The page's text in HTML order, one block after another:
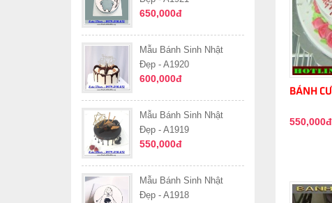
650,000đ
Mẫu Bánh Sinh Nhật
Đẹp - A1920
600,000đ
Mẫu Bánh Sinh Nhật
Đẹp - A1919
550,000đ
Mẫu Bánh Sinh Nhật
Đẹp - A1918
BÁNH
550,000đ